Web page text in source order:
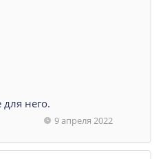
него.
9 апреля 2022